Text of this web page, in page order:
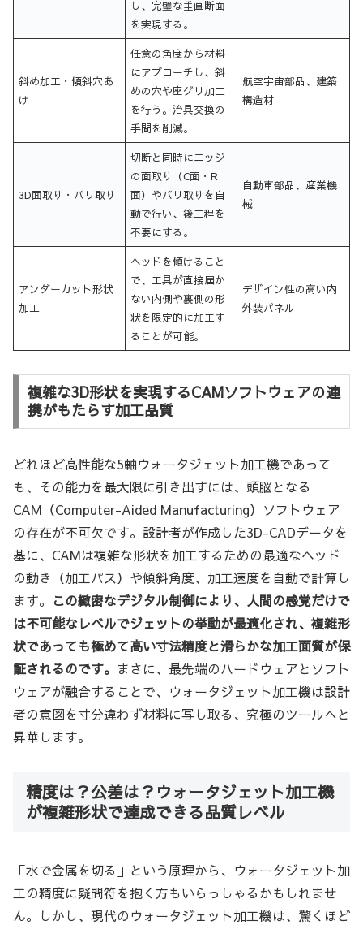
し、完璧な垂直断面
を実現する。
斜め加工・傾斜穴あ
け
任意の角度から材料
にアプローチし、斜
めの穴や座グリ加工
を行う。治具交換の
手間を削減。
航空宇宙部品、建築
構造材
3D面取り・バリ取り
切断と同時にエッジ
の面取り（C面・R
面）やバリ取りを自
動で行い、後工程を
不要にする。
自動車部品、産業機
械
アンダーカット形状
加工
ヘッドを傾けること
で、工具が直接届か
ない内側や裏側の形
状を限定的に加工す
ることが可能。
デザイン性の高い内
外装パネル
複雑な3D形状を実現するCAMソフトウェアの連
携がもたらす加工品質
どれほど高性能な5軸ウォータジェット加工機であって
も、その能力を最大限に引き出すには、頭脳となる
CAM（Computer-Aided Manufacturing）ソフトウェア
の存在が不可欠です。設計者が作成した3D-CADデータを
基に、CAMは複雑な形状を加工するための最適なヘッド
の動き（加工パス）や傾斜角度、加工速度を自動で計算し
ます。 この緻密なデジタル制御により、人間の感覚だけで
は不可能なレベルでジェットの挙動が最適化され、複雑形
状であっても極めて高い寸法精度と滑らかな加工面質が保
証されるのです。 まさに、最先端のハードウェアとソフト
ウェアが融合することで、ウォータジェット加工機は設計
者の意図を寸分違わず材料に写し取る、究極のツールへと
昇華します。
精度は？公差は？ウォータジェット加工機
が複雑形状で達成できる品質レベル
「水で金属を切る」という原理から、ウォータジェット加
工の精度に疑問符を抱く方もいらっしゃるかもしれませ
ん。しかし、現代のウォータジェット加工機は、驚くほど